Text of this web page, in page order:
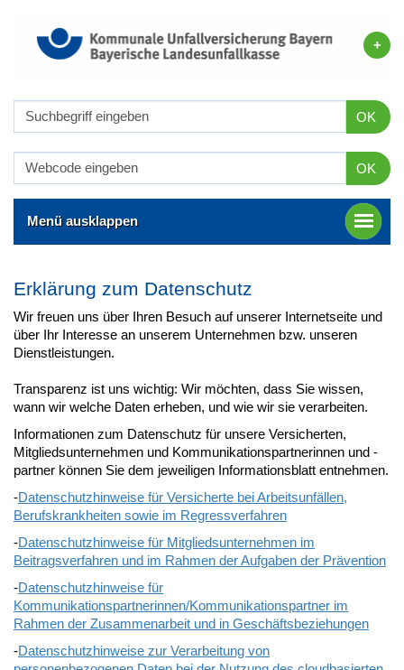
OK
OK
Menü ausklappen
Erklärung zum Datenschutz
Wir freuen uns über Ihren Besuch auf unserer Internetseite und
über Ihr Interesse an unserem Unternehmen bzw. unseren
Dienstleistungen.
Transparenz ist uns wichtig: Wir möchten, dass Sie wissen,
wann wir welche Daten erheben, und wie wir sie verarbeiten.
Informationen zum Datenschutz für unsere Versicherten,
Mitgliedsunternehmen und Kommunikationspartnerinnen und -
partner können Sie dem jeweiligen Informationsblatt entnehmen.
-Datenschutzhinweise für Versicherte bei Arbeitsunfällen,
Berufskrankheiten sowie im Regressverfahren
-Datenschutzhinweise für Mitgliedsunternehmen im
Beitragsverfahren und im Rahmen der Aufgaben der Prävention
-Datenschutzhinweise für
Kommunikationspartnerinnen/Kommunikationspartner im
Rahmen der Zusammenarbeit und in Geschäftsbeziehungen
-Datenschutzhinweise zur Verarbeitung von